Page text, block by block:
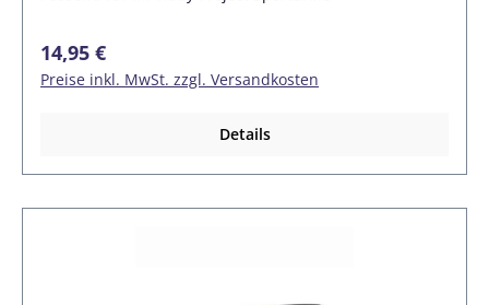
Regulärer Preis:
14,95 €
Preise inkl. MwSt. zzgl. Versandkosten
Details